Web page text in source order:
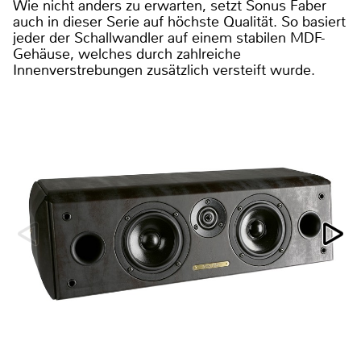
Wie nicht anders zu erwarten, setzt Sonus Faber
auch in dieser Serie auf höchste Qualität. So basiert
jeder der Schallwandler auf einem stabilen MDF-
Gehäuse, welches durch zahlreiche
Innenverstrebungen zusätzlich versteift wurde.